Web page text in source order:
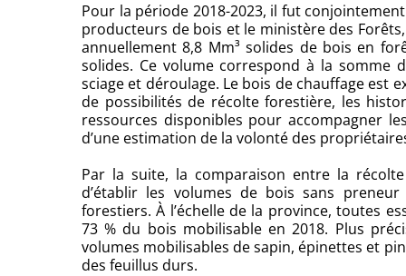
Pour la période 2018-2023, il fut
producteurs de bois et le ministère des
annuellement 8,8 Mm³ solides de bois en
solides. Ce volume correspond à la
sciage et déroulage. Le bois de chauffage est
de possibilités de récolte forestière, les
ressources disponibles pour accompagner
d’une estimation de la volonté des
Par la suite, la comparaison entre la
d’établir les volumes de bois sans
forestiers. À l’échelle de la province, toutes
73 % du bois mobilisable en 2018. Plus
volumes mobilisables de sapin, épinettes et
des feuillus durs.